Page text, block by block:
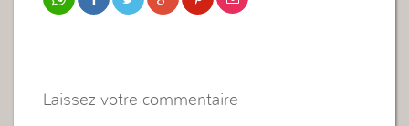
Laissez votre commentaire